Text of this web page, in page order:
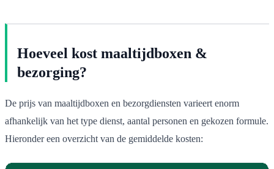
Hoeveel kost maaltijdboxen &
bezorging?
De prijs van maaltijdboxen en bezorgdiensten varieert enorm
afhankelijk van het type dienst, aantal personen en gekozen formule.
Hieronder een overzicht van de gemiddelde kosten: